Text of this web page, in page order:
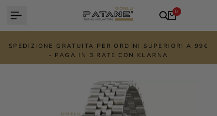
0
SPEDIZIONE GRATUITA PER ORDINI SUPERIORI A 99€
- PAGA IN 3 RATE CON KLARNA